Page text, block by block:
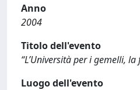
Anno
2004
Titolo dell'evento
“L’Università per i gemelli,
Luogo dell'evento